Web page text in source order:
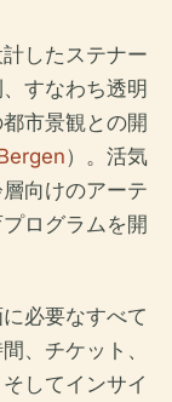
したステナー
すなわち透明
市景観との開
）。活気
向けのアーテ
ログラムを開
必要なすべて
、チケット、
してインサイ